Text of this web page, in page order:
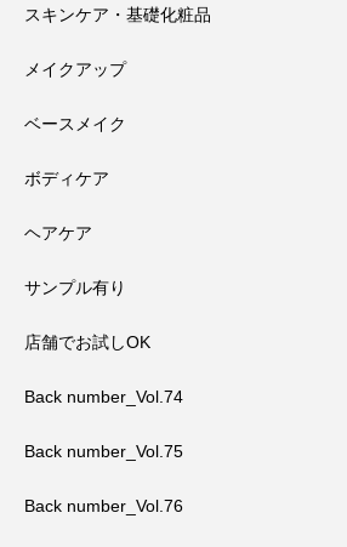
スキンケア・基礎化粧品
メイクアップ
ベースメイク
ボディケア
ヘアケア
サンプル有り
店舗でお試しOK
Back number_Vol.74
Back number_Vol.75
Back number_Vol.76